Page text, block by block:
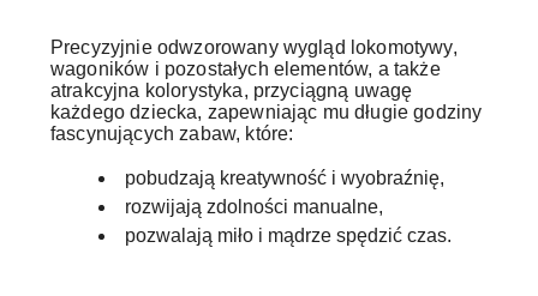
Precyzyjnie odwzorowany wygląd lokomotywy,
wagoników i pozostałych elementów, a także
atrakcyjna kolorystyka, przyciągną uwagę
każdego dziecka, zapewniając mu długie godziny
fascynujących zabaw, które:
pobudzają kreatywność i wyobraźnię,
rozwijają zdolności manualne,
pozwalają miło i mądrze spędzić czas.